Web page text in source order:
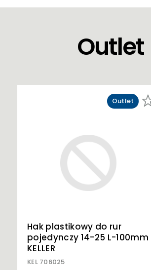
Outlet
Outlet
Hak plastikowy do rur
pojedynczy 14-25 L-100mm
KELLER
KEL 706025